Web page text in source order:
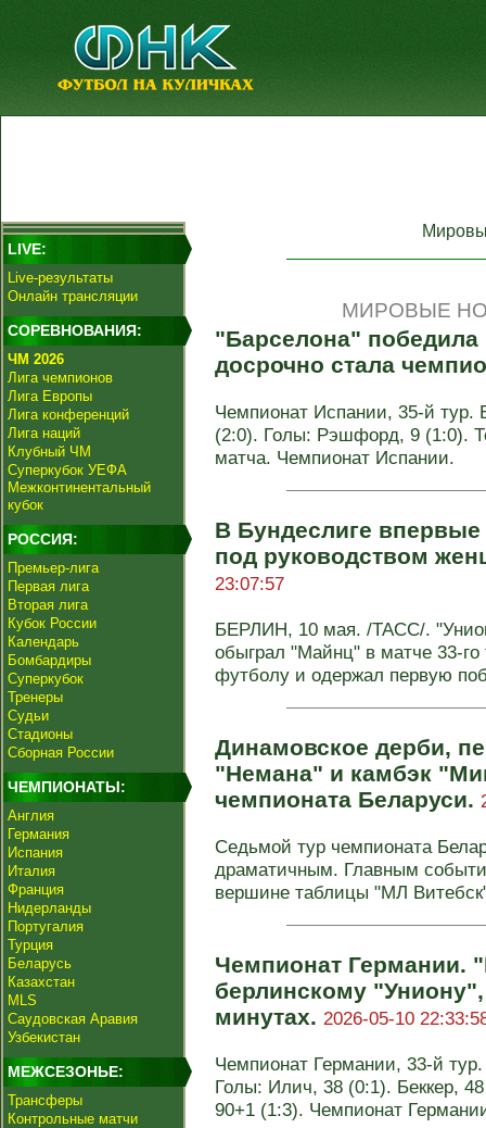
LIVE:
Live-результаты
Онлайн трансляции
СОРЕВНОВАНИЯ:
ЧМ 2026
Лига чемпионов
Лига Европы
Лига конференций
Лига наций
Клубный ЧМ
Суперкубок УЕФА
Межконтинентальный
кубок
РОССИЯ:
Премьер-лига
Первая лига
Вторая лига
Кубок России
Календарь
Бомбардиры
Суперкубок
Тренеры
Судьи
Стадионы
Сборная России
ЧЕМПИОНАТЫ:
Англия
Германия
Испания
Италия
Франция
Нидерланды
Португалия
Турция
Беларусь
Казахстан
MLS
Саудовская Аравия
Узбекистан
МЕЖСЕЗОНЬЕ:
Трансферы
Контрольные матчи
МИРОВЫЕ
"Барселона" победила
досрочно стала
Чемпионат Испании, 35-й
(2:0). Голы: Рэшфорд, 9 (1:0).
матча. Чемпионат Испании.
В Бундеслиге
под руководством
23:07:57
БЕРЛИН, 10 мая. /ТАСС/.
обыграл "Майнц" в матче 33-
футболу и одержал первую
Динамовское дерби,
"Немана" и камбэк
чемпионата Беларуси.
Седьмой тур чемпионата
драматичным. Главным
вершине таблицы "МЛ
Чемпионат Германии.
берлинскому
минутах. 2026-05-10
Чемпионат Германии, 33-й
Голы: Илич, 38 (0:1). Беккер,
90+1 (1:3). Чемпионат